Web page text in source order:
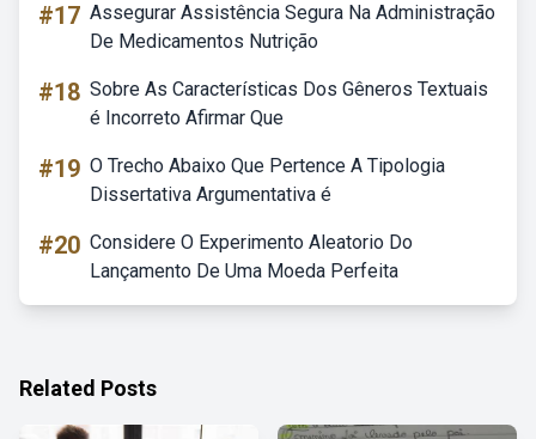
#17 Assegurar Assistência Segura Na Administração
De Medicamentos Nutrição
#18 Sobre As Características Dos Gêneros Textuais
é Incorreto Afirmar Que
#19 O Trecho Abaixo Que Pertence A Tipologia
Dissertativa Argumentativa é
#20 Considere O Experimento Aleatorio Do
Lançamento De Uma Moeda Perfeita
Related Posts